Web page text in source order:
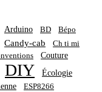
Arduino BD
Bépo
Candy-cab
Ch ti mi
Couture
DIY Écologie
ESP8266